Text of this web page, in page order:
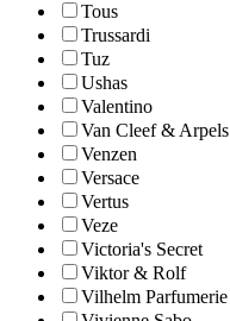
Tous
Trussardi
Tuz
Ushas
Valentino
Van Cleef & Arpels
Venzen
Versace
Vertus
Veze
Victoria's Secret
Viktor & Rolf
Vilhelm Parfumerie